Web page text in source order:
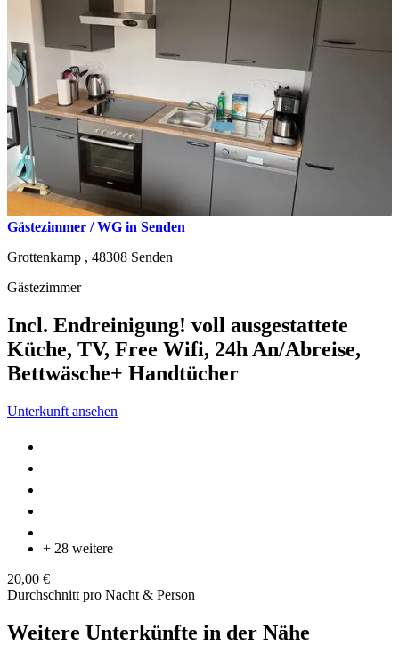
Gästezimmer / WG in Senden
Grottenkamp , 48308 Senden
Gästezimmer
Incl. Endreinigung! voll ausgestattete
Küche, TV, Free Wifi, 24h An/Abreise,
Bettwäsche+ Handtücher
Unterkunft ansehen
+ 28 weitere
20,00 €
Durchschnitt pro Nacht & Person
Weitere Unterkünfte in der Nähe